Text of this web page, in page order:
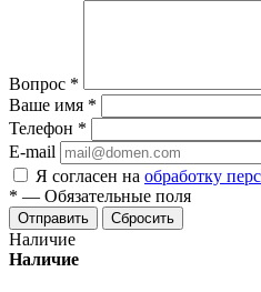
Вопрос *
Ваше имя *
Телефон *
E-mail
Я согласен на обработку
* — Обязательные поля
Отправить Сбросить
Наличие
Наличие